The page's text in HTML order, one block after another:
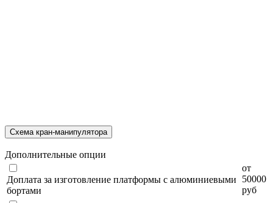
Схема кран-манипулятора
Дополнительные опции
Доплата за изготовление платформы с алюминиевыми
бортами
от
50000
руб